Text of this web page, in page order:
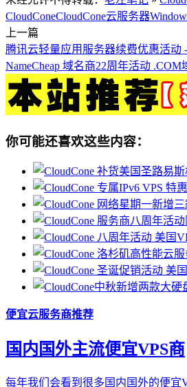
CloudConeCloudCone云服务器
上一篇
腾讯云轻量应用服务器续费优惠活动
NameCheap 域名商22周年活动 .COM
你可能还喜欢这些内容：
便宜云服务商推荐
国内国外主流便宜VPS商
每年我们会看到很多国内国外的便宜